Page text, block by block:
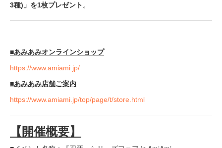
3種)」を1枚プレゼント 。
■あみあみオンラインショップ
https://www.amiami.jp/
■あみあみ店舗ご案内
https://www.amiami.jp/top/page/t/store.html
【開催概要】